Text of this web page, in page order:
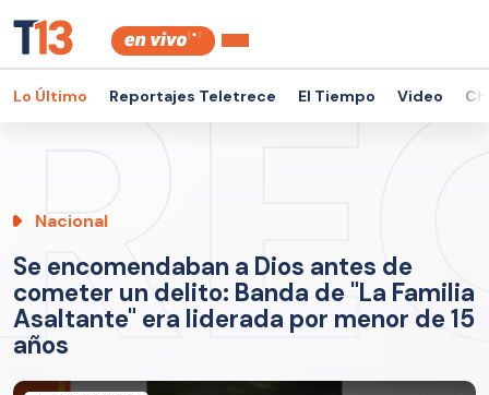
Lo Último Reportajes Teletrece El Tiempo Video
Nacional
Se encomendaban a Dios antes de
cometer un delito: Banda de "La Familia
Asaltante" era liderada por menor de 15
años